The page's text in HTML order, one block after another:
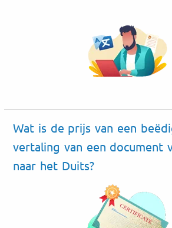
Wat is de prijs van een
vertaling van een document
naar het Duits?